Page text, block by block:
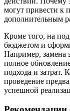
могут привести к
дополнительным
Кроме того, на
бюджетом и
Например, замена
полное
подхода и затрат.
проведение
успешной